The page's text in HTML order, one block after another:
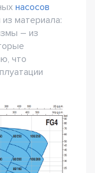
насосов
материала:
– из
что